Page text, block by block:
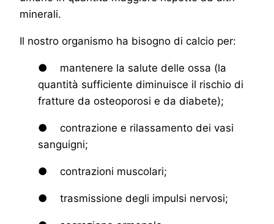
minerali.
Il nostro organismo ha bisogno di calcio per:
● mantenere la salute delle ossa (la
quantità sufficiente diminuisce il rischio di
fratture da osteoporosi e da diabete);
● contrazione e rilassamento dei vasi
sanguigni;
● contrazioni muscolari;
● trasmissione degli impulsi nervosi;